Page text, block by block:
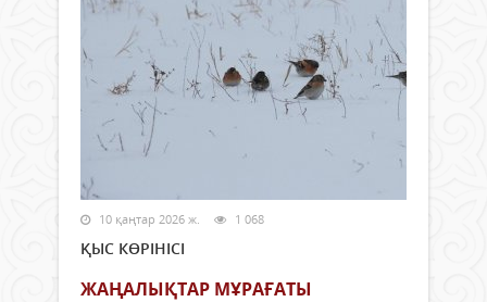
10 қаңтар 2026 ж. 1 068
ҚЫС КӨРІНІСІ
ЖАҢАЛЫҚТАР МҰРАҒАТЫ